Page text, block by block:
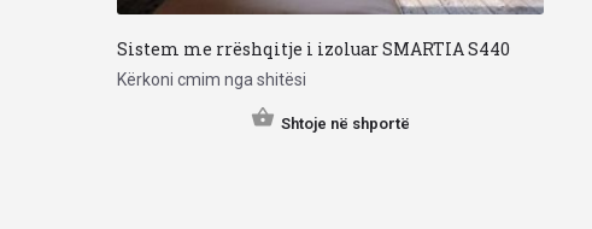
Sistem me rrëshqitje i izoluar SMARTIA S440
Kërkoni cmim nga shitësi
Shtoje në shportë